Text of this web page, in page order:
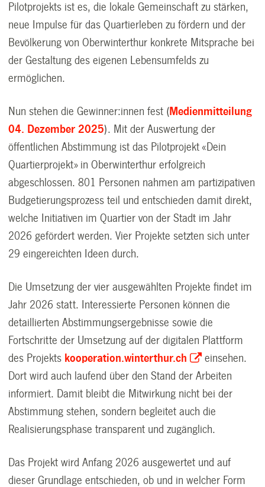
Pilotprojekts ist es, die lokale Gemeinschaft zu stärken,
neue Impulse für das Quartierleben zu fördern und der
Bevölkerung von Oberwinterthur konkrete Mitsprache bei
der Gestaltung des eigenen Lebensumfelds zu
ermöglichen.
Nun stehen die Gewinner:innen fest (Medienmitteilung
04. Dezember 2025). Mit der Auswertung der
öffentlichen Abstimmung ist das Pilotprojekt «Dein
Quartierprojekt» in Oberwinterthur erfolgreich
abgeschlossen. 801 Personen nahmen am partizipativen
Budgetierungsprozess teil und entschieden damit direkt,
welche Initiativen im Quartier von der Stadt im Jahr
2026 gefördert werden. Vier Projekte setzten sich unter
29 eingereichten Ideen durch.
Die Umsetzung der vier ausgewählten Projekte findet im
Jahr 2026 statt. Interessierte Personen können die
detaillierten Abstimmungsergebnisse sowie die
Fortschritte der Umsetzung auf der digitalen Plattform
des Projekts kooperation.winterthur.ch
einsehen.
Dort wird auch laufend über den Stand der Arbeiten
informiert. Damit bleibt die Mitwirkung nicht bei der
Abstimmung stehen, sondern begleitet auch die
Realisierungsphase transparent und zugänglich.
Das Projekt wird Anfang 2026 ausgewertet und auf
dieser Grundlage entschieden, ob und in welcher Form